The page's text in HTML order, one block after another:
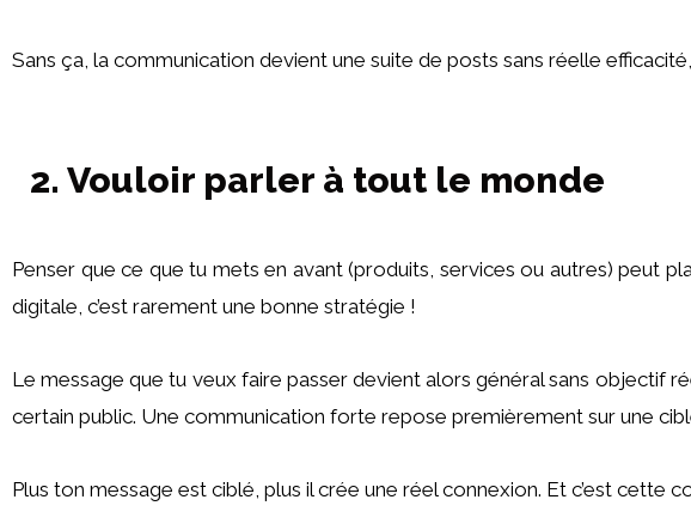
Sans ça, la communication devient une suite de posts sans réelle
2. Vouloir parler à tout le monde
Penser que ce que tu mets en avant (produits, services ou autres) peut
digitale, c’est rarement une bonne stratégie !
Le message que tu veux faire passer devient alors général sans objectif
certain public. Une communication forte repose premièrement sur une
Plus ton message est ciblé, plus il crée une réel connexion. Et c’est cette